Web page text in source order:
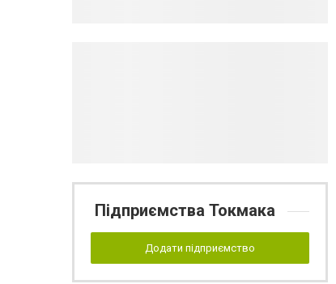
Підприємства Токмака
Додати підприємство